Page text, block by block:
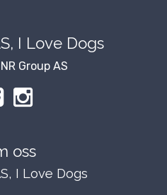
I Love Dogs
Group AS
oss
I Love Dogs